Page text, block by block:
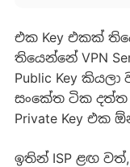
එක Key එකක්
තියෙන්නේ VPN
Public Key
සංකේත ටික
Private Key එක
ඉතින් ISP ළඟ